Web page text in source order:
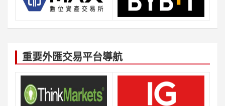
重要外匯交易平台導航